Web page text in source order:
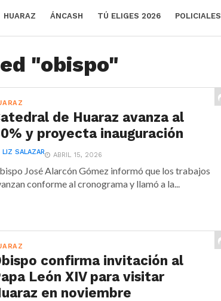
HUARAZ ÁNCASH TÚ ELIGES 2026 POLICIALES
"obispo"
de Huaraz avanza al
y proyecta inauguración
LIZ SALAZAR ABRIL 15, 2026
José Alarcón Gómez informó que los trabajos
conforme al cronograma y llamó a la...
confirma invitación al
León XIV para visitar
en noviembre